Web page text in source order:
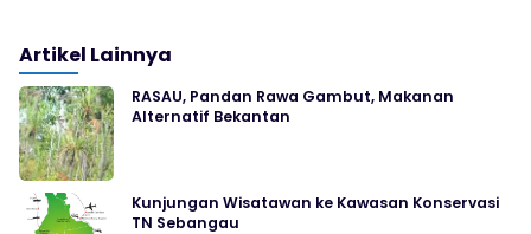
Artikel Lainnya
RASAU, Pandan Rawa Gambut, Makanan
Alternatif Bekantan
Kunjungan Wisatawan ke Kawasan Konservasi
TN Sebangau